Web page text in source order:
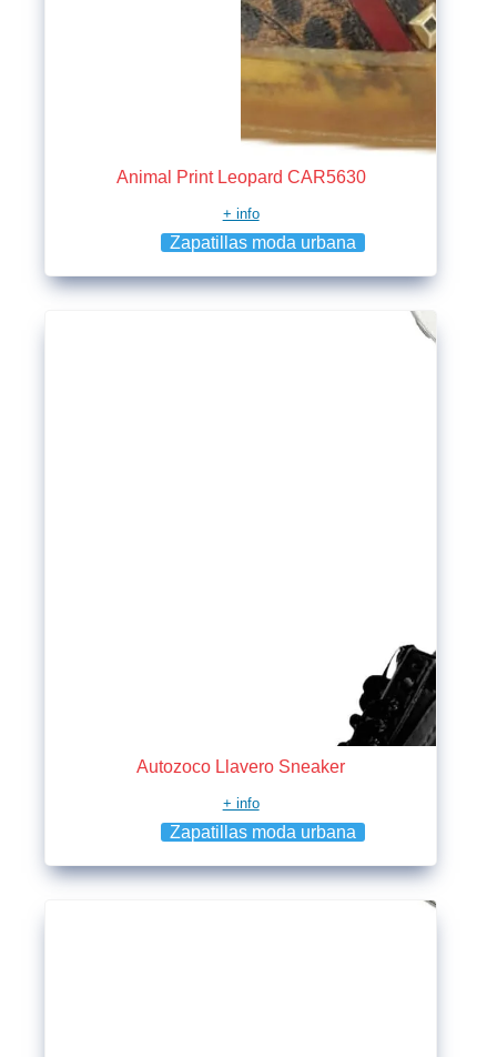
Animal Print Leopard CAR5630
+ info
Zapatillas moda urbana
Autozoco Llavero Sneaker
+ info
Zapatillas moda urbana